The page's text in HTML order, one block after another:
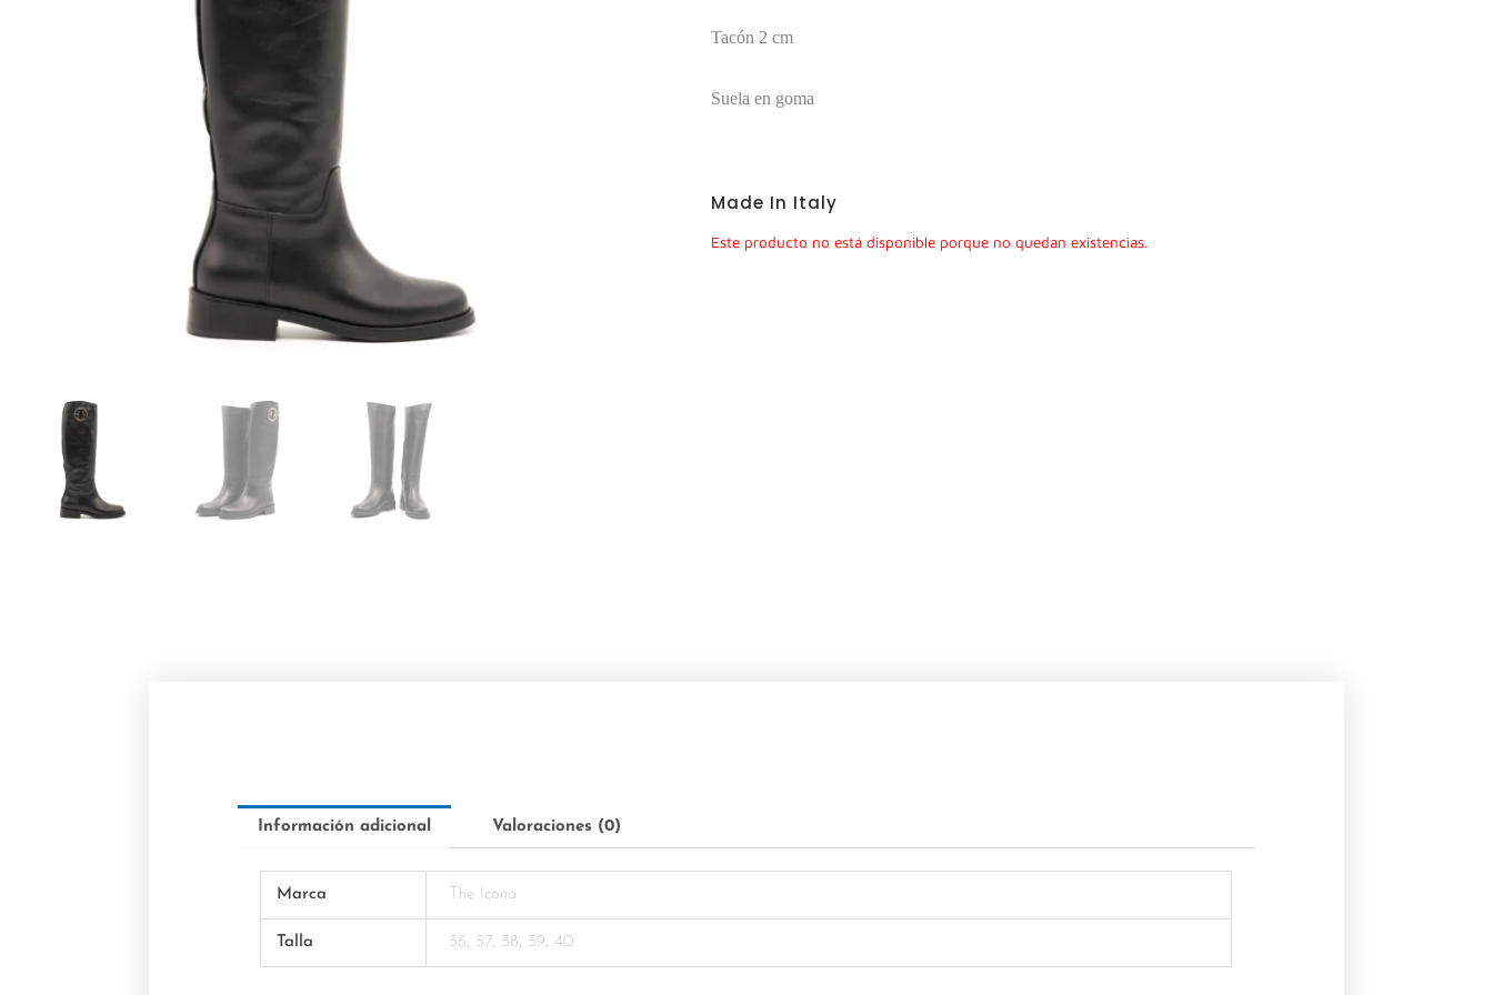
Tacón 2 cm
Suela en goma
Made In Italy
Este producto no está disponible porque no quedan existencias.
Información adicional Valoraciones (0)
Marca The Icona
Talla 36, 37, 38, 39, 40